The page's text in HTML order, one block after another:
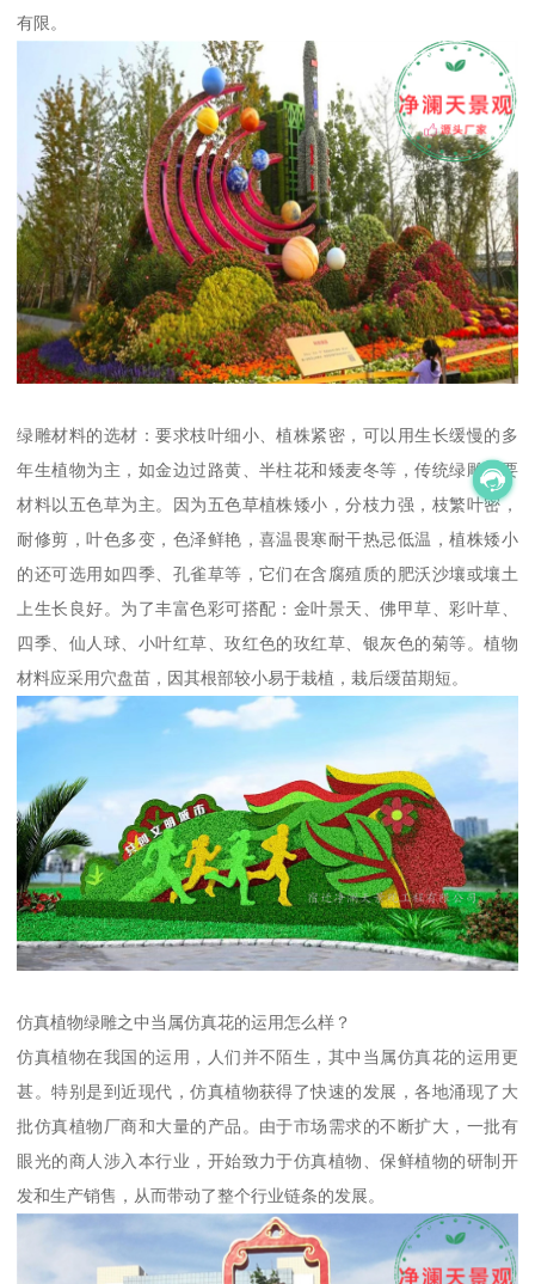
有限。
绿雕材料的选材：要求枝叶细小、植株紧密，可以用生长缓慢的多
年生植物为主，如金边过路黄、半柱花和矮麦冬等，传统绿雕主要
材料以五色草为主。因为五色草植株矮小，分枝力强，枝繁叶密，
耐修剪，叶色多变，色泽鲜艳，喜温畏寒耐干热忌低温，植株矮小
的还可选用如四季、孔雀草等，它们在含腐殖质的肥沃沙壤或壤土
上生长良好。为了丰富色彩可搭配：金叶景天、佛甲草、彩叶草、
四季、仙人球、小叶红草、玫红色的玫红草、银灰色的菊等。植物
材料应采用穴盘苗，因其根部较小易于栽植，栽后缓苗期短。
仿真植物绿雕之中当属仿真花的运用怎么样？
仿真植物在我国的运用，人们并不陌生，其中当属仿真花的运用更
甚。特别是到近现代，仿真植物获得了快速的发展，各地涌现了大
批仿真植物厂商和大量的产品。由于市场需求的不断扩大，一批有
眼光的商人涉入本行业，开始致力于仿真植物、保鲜植物的研制开
发和生产销售，从而带动了整个行业链条的发展。